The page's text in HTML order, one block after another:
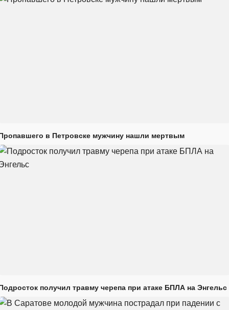
в Петровске мужчину нашли мертвым
получил травму черепа при атаке БПЛА на Энгельс